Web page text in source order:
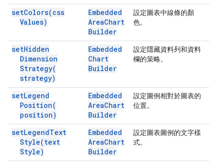
setColors(css
Values)
Embedded
AreaChart
Builder
設定圖表中線條的顏
色。
setHidden
Dimension
Strategy(
strategy)
Embedded
Chart
Builder
設定隱藏資料列和資料
欄的策略。
setLegend
Position(
position)
Embedded
AreaChart
Builder
設定圖例相對於圖表的
位置。
setLegendText
Style(text
Style)
Embedded
AreaChart
Builder
設定圖表圖例的文字樣
式。